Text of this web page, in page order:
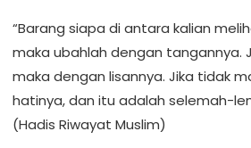
“Barang siapa di antara kalian
maka ubahlah dengan tangannya.
maka dengan lisannya. Jika tidak
hatinya, dan itu adalah selemah-
(Hadis Riwayat Muslim)